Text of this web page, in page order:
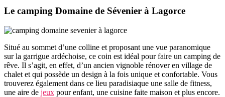
Le camping Domaine de Sévenier à Lagorce
Situé au sommet d’une colline et proposant une vue paranomique
sur la garrigue ardéchoise, ce coin est idéal pour faire un camping de
rêve. Il s’agit, en effet, d’un ancien vignoble rénover en village de
chalet et qui possède un design à la fois unique et confortable. Vous
trouverez également dans ce lieu paradisiaque une salle de fitness,
une aire de jeux pour enfant, une cuisine faite maison et plus encore.